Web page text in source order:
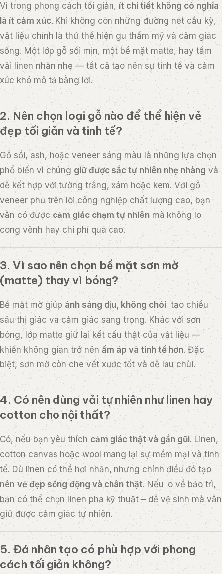
Vì trong phong cách tối giản, ít chi tiết không có nghĩa
là ít cảm xúc. Khi không còn những đường nét cầu kỳ,
vật liệu chính là thứ thể hiện gu thẩm mỹ và cảm giác
sống. Một lớp gỗ sồi mịn, một bề mặt matte, hay tấm
vải linen nhăn nhẹ — tất cả tạo nên sự tinh tế và cảm
xúc khó mô tả bằng lời.
2. Nên chọn loại gỗ nào để thể hiện vẻ
đẹp tối giản và tinh tế?
Gỗ sồi, ash, hoặc veneer sáng màu là những lựa chọn
phổ biến vì chúng giữ được sắc tự nhiên nhẹ nhàngvà
dễ kết hợp với tường trắng, xám hoặc kem. Với gỗ
veneer phủ trên lõi công nghiệp chất lượng cao, bạn
vẫn có được cảm giác chạm tự nhiên mà không lo
cong vênh hay chi phí quá cao.
3. Vì sao nên chọn bề mặt sơn mờ
(matte) thay vì bóng?
Bề mặt mờ giúp ánh sáng dịu, không chói, tạo chiều
sâu thị giác và cảm giác sang trọng. Khác với sơn
bóng, lớp matte giữ lại kết cấu thật của vật liệu —
khiến không gian trở nên ấm áp và tinh tế hơn. Đặc
biệt, sơn mờ còn che vết xước tốt và dễ lau chùi.
4. Có nên dùng vải tự nhiên như linen hay
cotton cho nội thất?
Có, nếu bạn yêu thích cảm giác thật và gần gũi. Linen,
cotton canvas hoặc wool mang lại sự mềm mại và tinh
tế. Dù linen có thể hơi nhăn, nhưng chính điều đó tạo
nênvẻ đẹp sống động và chân thật. Nếu lo về bảo trì,
bạn có thể chọn linen pha kỹ thuật – dễ vệ sinh mà vẫn
giữ được cảm giác tự nhiên.
5. Đá nhân tạo có phù hợp với phong
cách tối giản không?